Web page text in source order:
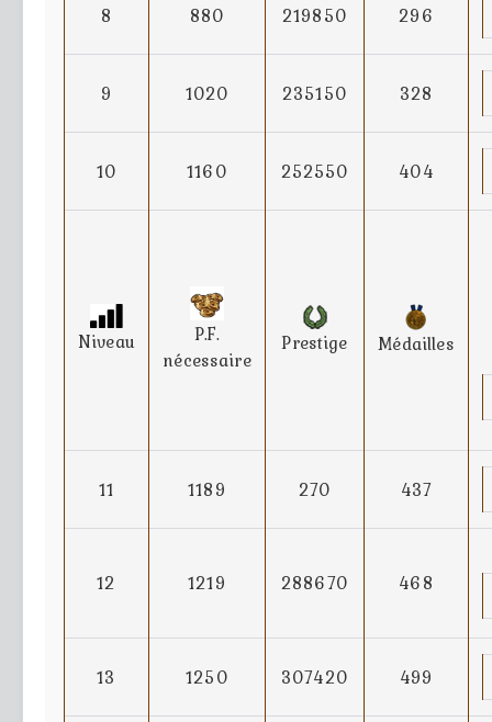
8 880 219850 296
9 1020 235150 328
10 1160 252550 404
Niveau
P.F.
nécessaire
Prestige Médailles
11 1189 270 437
12 1219 288670 468
13 1250 307420 499